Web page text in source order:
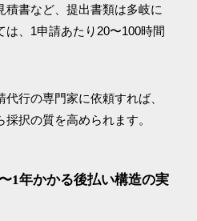
積書など、提出書類は多岐に
は、1申請あたり20〜100時間
行の専門家に依頼すれば、
択の質を高められます。
1年かかる後払い構造の実